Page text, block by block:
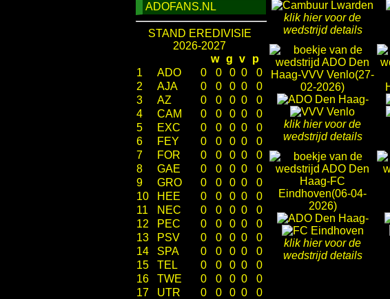
ADOFANS.NL
STAND EREDIVISIE
2026-2027
w g v
p
1
ADO 0 0 0 0
0
2
AJA 0 0 0 0
0
3
AZ 0 0 0 0
0
4
CAM 0 0 0 0
0
5
EXC 0 0 0 0
0
6
FEY 0 0 0 0
0
7
FOR 0 0 0 0
0
8
GAE 0 0 0 0
0
9
GRO 0 0 0 0
0
10
HEE 0 0 0 0
0
11
NEC 0 0 0 0
0
12
PEC 0 0 0 0
0
13
PSV 0 0 0 0
0
14
SPA 0 0 0 0
0
15
TEL 0 0 0 0
0
16
TWE 0 0 0 0
0
17
UTR 0 0 0 0
0
klik hier voor de
wedstrijd details
-
klik hier voor de
wedstrijd details
-
klik hier voor de
wedstrijd details